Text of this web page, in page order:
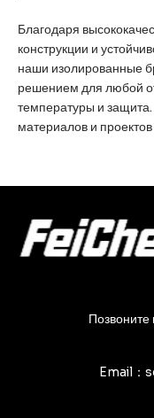
Благодаря
конструкции и
наши изолированные
решением для любой
температуры и
материалов и
Email：